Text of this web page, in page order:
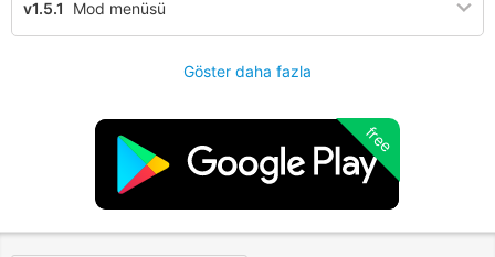
v1.5.1 Mod menüsü
Göster daha fazla
free